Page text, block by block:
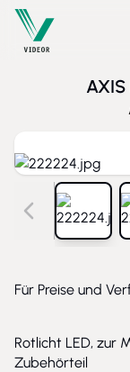
Direkt zum Inhalt
AXIS
Rotlicht LED, zur
Zubehörteil
Für Preise und
View